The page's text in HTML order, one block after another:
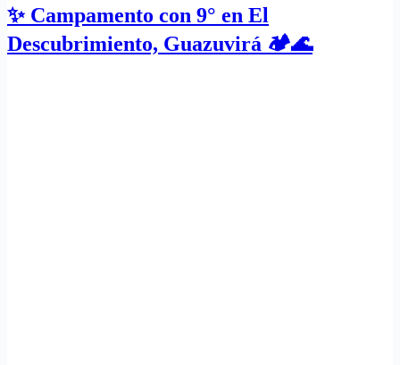
✨ Campamento con 9° en El
Descubrimiento, Guazuvirá 🏕️🌊